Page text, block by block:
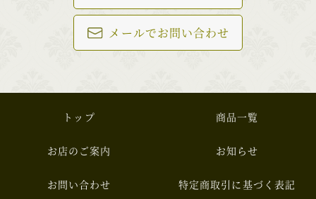
メールでお問い合わせ
トップ 商品一覧
お店のご案内 お知らせ
お問い合わせ 特定商取引に基づく表記